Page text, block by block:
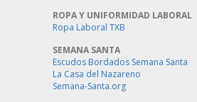
ROPA Y UNIFORMIDAD LABORAL
Ropa Laboral TXB
SEMANA SANTA
Escudos Bordados Semana Santa
La Casa del Nazareno
Semana-Santa.org